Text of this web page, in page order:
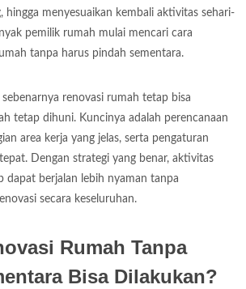
hingga menyesuaikan kembali aktivitas sehari-
pemilik rumah mulai mencari cara
tanpa harus pindah sementara.
renovasi rumah tetap bisa
tetap dihuni. Kuncinya adalah perencanaan
area kerja yang jelas, serta pengaturan
Dengan strategi yang benar, aktivitas
dapat berjalan lebih nyaman tanpa
secara keseluruhan.
Rumah Tanpa
Bisa Dilakukan?